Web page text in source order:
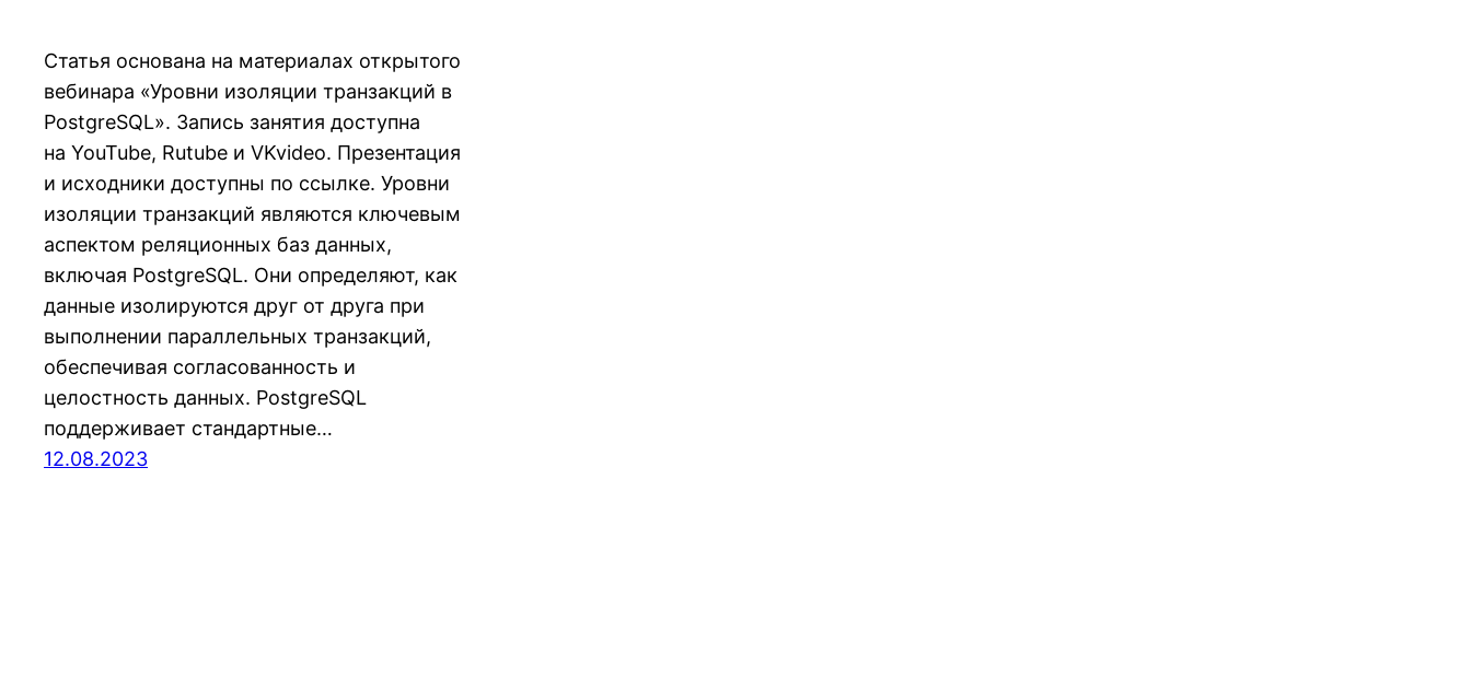
Статья основана на материалах открытого
вебинара «Уровни изоляции транзакций в
PostgreSQL». Запись занятия доступна
на YouTube, Rutube и VKvideo. Презентация
и исходники доступны по ссылке. Уровни
изоляции транзакций являются ключевым
аспектом реляционных баз данных,
включая PostgreSQL. Они определяют, как
данные изолируются друг от друга при
выполнении параллельных транзакций,
обеспечивая согласованность и
целостность данных. PostgreSQL
поддерживает стандартные…
12.08.2023